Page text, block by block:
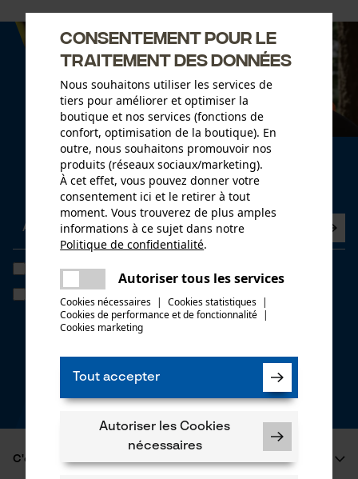
Newsletter
Abonnez-vous maintenant à la newsletter
J'ai lu lapolitique de confidentialité
Si vous acceptez le tracking personnalisé, nous pourrons vous faire
parvenir des offres promotionnelles personnalisées dans notre
newsletter. Vos coordonnées ne seront pas transmises à des tiers.
Vous pourrez retirer votre consentement à tout moment sur simple
* Champs obligatoires
C'est KOX
Consentement pour le
traitement des données
Nous souhaitons utiliser les services de
tiers pour améliorer et optimiser la
boutique et nos services (fonctions de
confort, optimisation de la boutique). En
outre, nous souhaitons promouvoir nos
produits (réseaux sociaux/marketing).
À cet effet, vous pouvez donner votre
consentement ici et le retirer à tout
moment. Vous trouverez de plus amples
informations à ce sujet dans notre
Politique de confidentialité.
Autoriser tous les services
Cookies nécessaires | Cookies statistiques |
Cookies de performance et de fonctionnalité |
Cookies marketing
Tout accepter
Autoriser les Cookies
nécessaires
Une erreur s'est produite. Veuillez
essayer encore.
partager
partager
mail